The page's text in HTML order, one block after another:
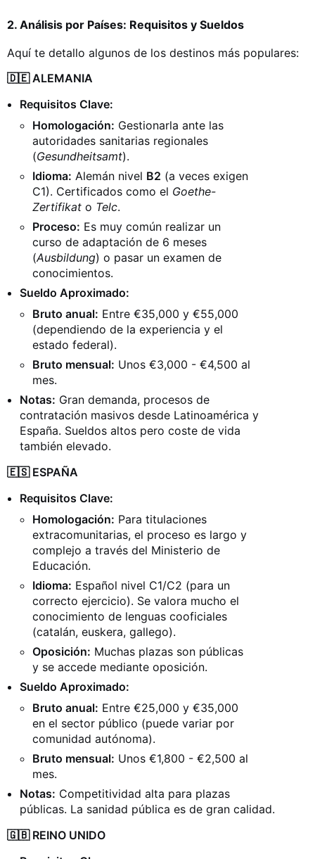
2. Análisis por Países: Requisitos y Sueldos
Aquí te detallo algunos de los destinos más populares:
🇩🇪 ALEMANIA
Requisitos Clave:
Homologación: Gestionarla ante las
autoridades sanitarias regionales
(Gesundheitsamt).
Idioma: Alemán nivel B2 (a veces exigen
C1). Certificados como el Goethe-
Zertifikat o Telc.
Proceso: Es muy común realizar un
curso de adaptación de 6 meses
(Ausbildung) o pasar un examen de
conocimientos.
Sueldo Aproximado:
Bruto anual: Entre €35,000 y €55,000
(dependiendo de la experiencia y el
estado federal).
Bruto mensual: Unos €3,000 - €4,500 al
mes.
Notas: Gran demanda, procesos de
contratación masivos desde Latinoamérica y
España. Sueldos altos pero coste de vida
también elevado.
🇪🇸 ESPAÑA
Requisitos Clave:
Homologación: Para titulaciones
extracomunitarias, el proceso es largo y
complejo a través del Ministerio de
Educación.
Idioma: Español nivel C1/C2 (para un
correcto ejercicio). Se valora mucho el
conocimiento de lenguas cooficiales
(catalán, euskera, gallego).
Oposición: Muchas plazas son públicas
y se accede mediante oposición.
Sueldo Aproximado:
Bruto anual: Entre €25,000 y €35,000
en el sector público (puede variar por
comunidad autónoma).
Bruto mensual: Unos €1,800 - €2,500 al
mes.
Notas: Competitividad alta para plazas
públicas. La sanidad pública es de gran calidad.
🇬🇧 REINO UNIDO